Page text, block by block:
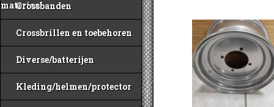
materiaal
Crossbanden
Crossbrillen en toebehoren
Diverse/batterijen
Kleding/helmen/protector